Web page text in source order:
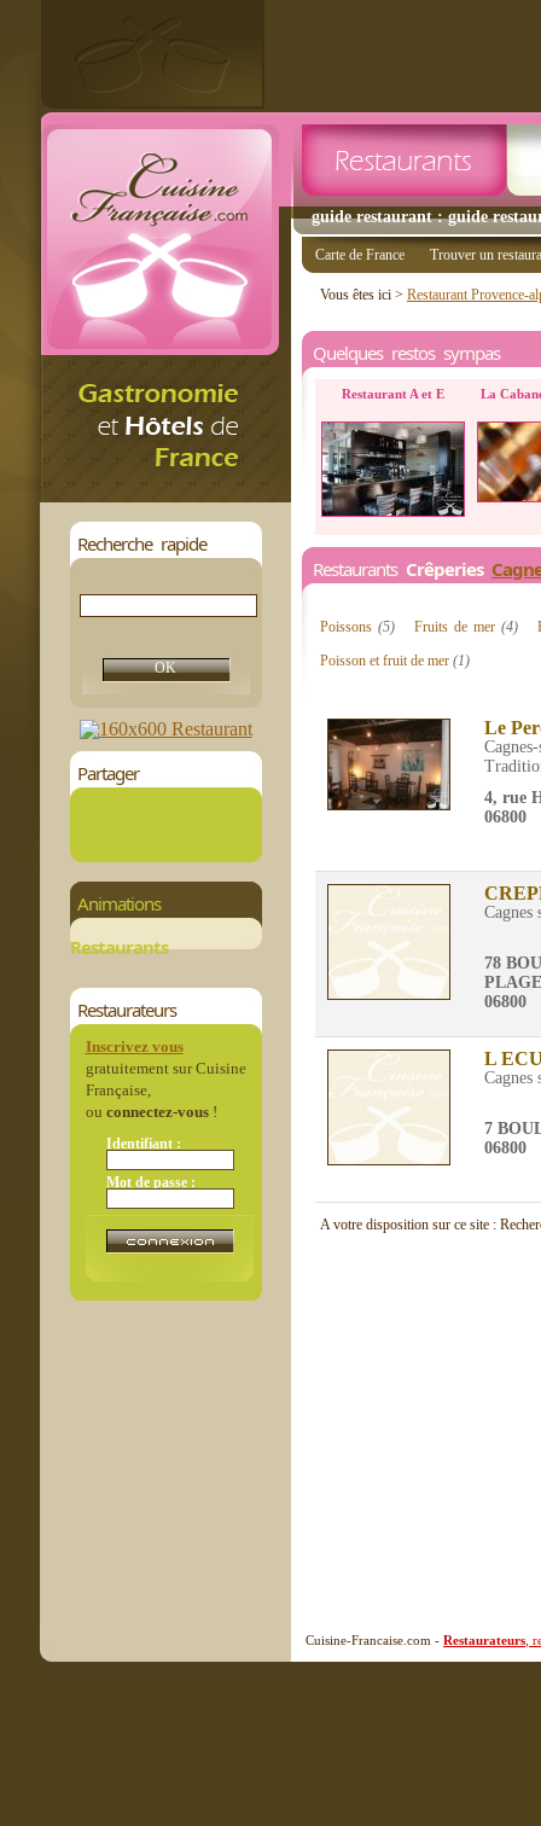
guide restaurant : guide
Recherche rapide
Partager
Animations
Restaurants
Restaurateurs
Inscrivez vous
gratuitement sur Cuisine
Française,
ou connectez-vous!
Identifiant :
Mot de passe :
Carte de France Trouver un
Vous êtes ici > Restaurant Provence-
Quelques restos sympas
Restaurant A et E La
Restaurants Crêperies
Poissons(5) Fruits de mer(4)
Poisson et fruit de mer (1)
Le
4, rue
06800
Cagnes
78
PLAGE
06800
L
Cagnes
7
06800
A votre disposition sur ce site :
Cuisine-Francaise.com - Restaurateurs ,